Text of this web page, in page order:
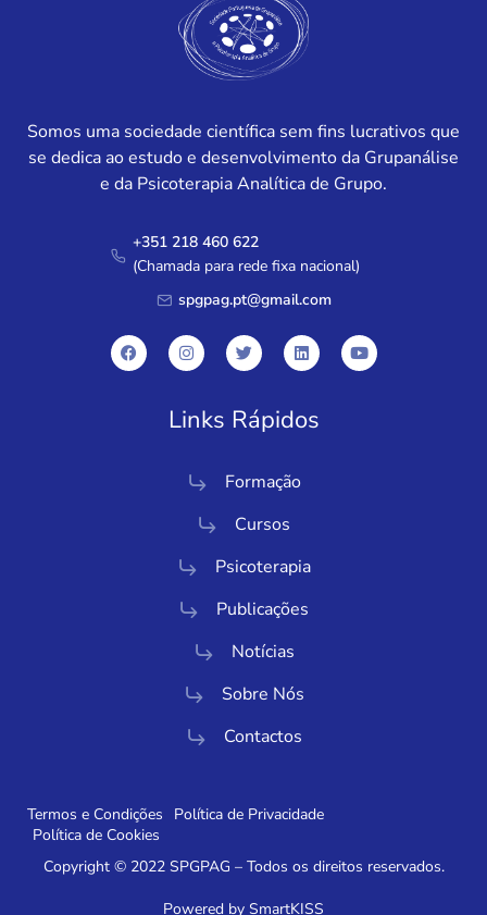
Somos uma sociedade científica sem fins lucrativos que
se dedica ao estudo e desenvolvimento da Grupanálise
e da Psicoterapia Analítica de Grupo.
+351 218 460 622
(Chamada para rede fixa nacional)
spgpag.pt@gmail.com
Links Rápidos
Formação
Cursos
Psicoterapia
Publicações
Notícias
Sobre Nós
Contactos
Termos e Condições
Política de Privacidade
Política de Cookies
Copyright © 2022 SPGPAG – Todos os direitos reservados.
Powered by SmartKISS